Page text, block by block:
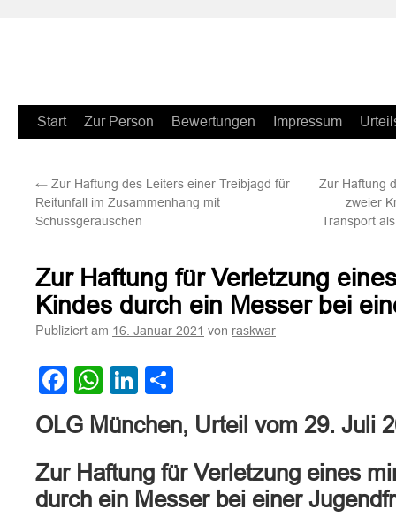
Zum
springen
Start Zur Person Bewertungen Impressum
← Zur Haftung des Leiters einer Treibjagd für
Reitunfall im Zusammenhang mit
Schussgeräuschen
Zur Haftung
zweier
Transport
Zur Haftung für Verletzung
Kindes durch ein Messer bei
Publiziert am 16. Januar 2021 von raskwar
Facebook
WhatsApp
LinkedIn
OLG München, Urteil vom 29. Juli
Zur Haftung für Verletzung eines
durch ein Messer bei einer